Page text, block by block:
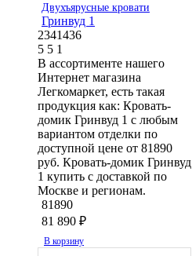
Двухъярусные кровати
Гринвуд 1
2341436
5 5 1
В ассортименте нашего
Интернет магазина
Легкомаркет, есть такая
продукция как: Кровать-
домик Гринвуд 1 с любым
вариантом отделки по
доступной цене от 81890
руб. Кровать-домик Гринвуд
1 купить с доставкой по
Москве и регионам.
81890
81 890 ₽
В корзину